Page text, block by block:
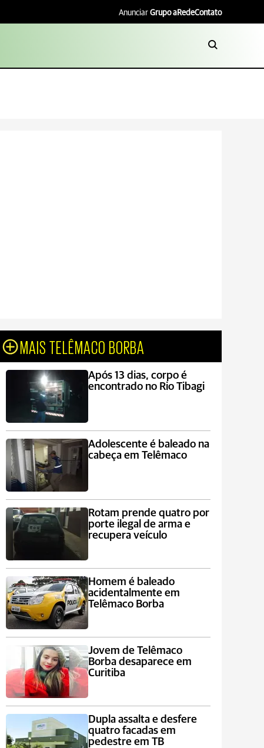
Anunciar Grupo aRedeContato
MAIS TELÊMACO BORBA
Após 13 dias, corpo é
encontrado no Rio Tibagi
Adolescente é baleado na
cabeça em Telêmaco
Rotam prende quatro por
porte ilegal de arma e
recupera veículo
Homem é baleado
acidentalmente em
Telêmaco Borba
Jovem de Telêmaco
Borba desaparece em
Curitiba
Dupla assalta e desfere
quatro facadas em
pedestre em TB